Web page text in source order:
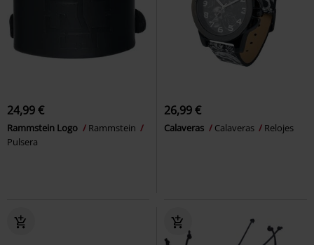
24,99 €
Rammstein Logo
Rammstein
Pulsera
26,99 €
Calaveras Calaveras Relojes